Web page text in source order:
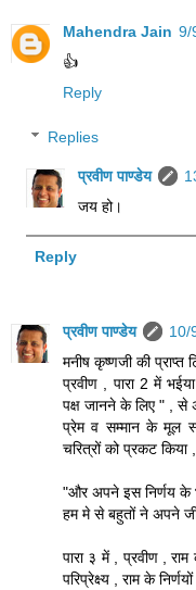
Mahendra Jain 9/
👍
Reply
Replies
प्रवीण पाण्डेय
जय हो।
Reply
प्रवीण पाण्डेय
10/
मनीष कृष्णजी की प्राप्त
प्रवीण , पारा 2 में
पक्ष जानने के लिए " , से
प्रेम व सम्मान के मूल
चरित्रों को प्रकट
"और अपने इस निर्णय के
हम मे से बहुतों ने अपने
पारा ३ में , प्रवीण ,
परिप्रेक्ष्य , राम के